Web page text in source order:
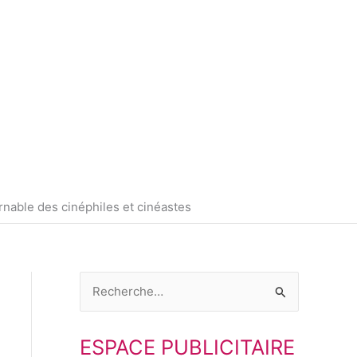
e
d
des cinéphiles et cinéastes
c
ESPACE PUBLICITAIRE